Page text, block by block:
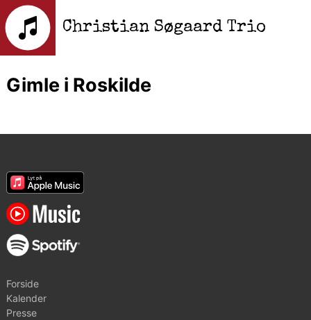
Christian Søgaard Trio
Gimle i Roskilde
Forside
Kalender
Presse